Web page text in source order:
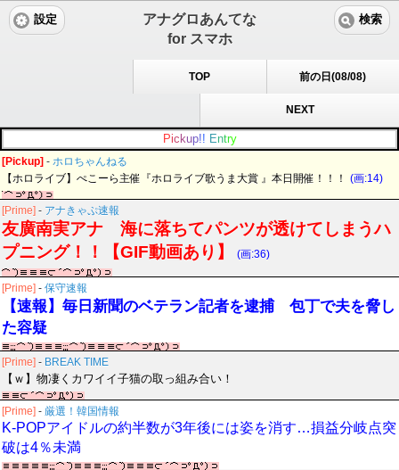
アナグロあんてな
for スマホ
設定 検索
TOP 前の日(08/08)
NEXT
Pic kup!! Entry
[Pickup] - ホロちゃんねる
【ホロライブ】ぺこーら主催『ホロライブ歌うま大賞 』本日開催！！！
(画:14)
[Prime] - アナきゃぷ速報
友廣南実アナ 海に落ちてパンツが透けてしまうハ
プニング！！【GIF動画あり】
(画:36)
[Prime] - 保守速報
【速報】毎日新聞のベテラン記者を逮捕 包丁で夫を脅し
た容疑
[Prime] - BREAK TIME
【ｗ】物凄くカワイイ子猫の取っ組み合い！
[Prime] - 厳選！韓国情報
K-POPアイドルの約半数が3年後には姿を消す…損益分岐点突
破は4％未満